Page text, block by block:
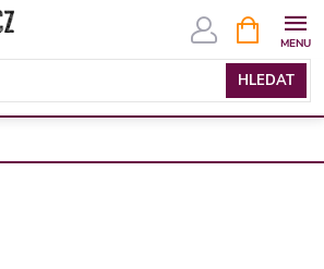
HLEDAT
NÁKUPNÍ
KOŠÍK